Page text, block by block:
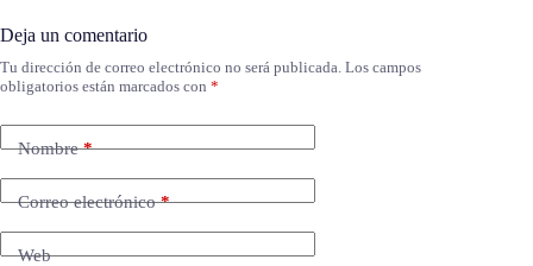
Deja un comentario
Tu dirección de correo electrónico no será publicada. Los campos
obligatorios están marcados con *
Nombre*
Correo electrónico*
Web